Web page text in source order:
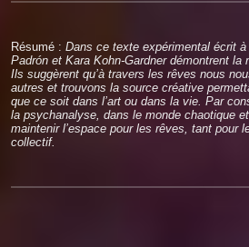
Résumé : Dans ce texte expérimental écrit
Padrón et Kara Kohn-Gardner démontrent la
Ils suggèrent qu’à travers les rêves nous
autres et trouvons la source créative
que ce soit dans l’art ou dans la vie. Par
la psychanalyse, dans le monde chaotique
maintenir l’espace pour les rêves, tant pour
collectif.